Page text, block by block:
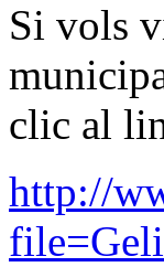
Si vols
clic al
http://